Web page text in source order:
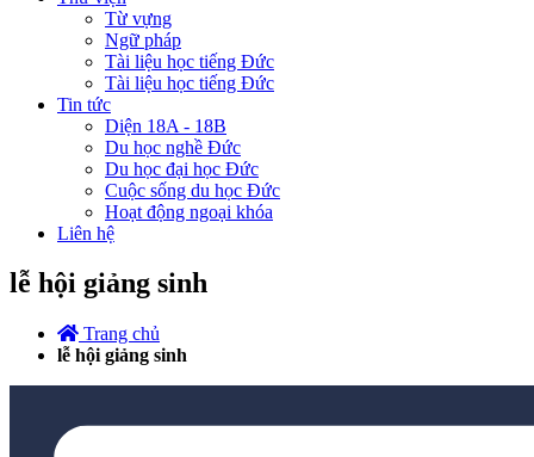
Từ vựng
Ngữ pháp
Tài liệu học tiếng Đức
Tài liệu học tiếng Đức
Tin tức
Diện 18A - 18B
Du học nghề Đức
Du học đại học Đức
Cuộc sống du học Đức
Hoạt động ngoại khóa
Liên hệ
lễ hội giảng sinh
Trang chủ
lễ hội giảng sinh